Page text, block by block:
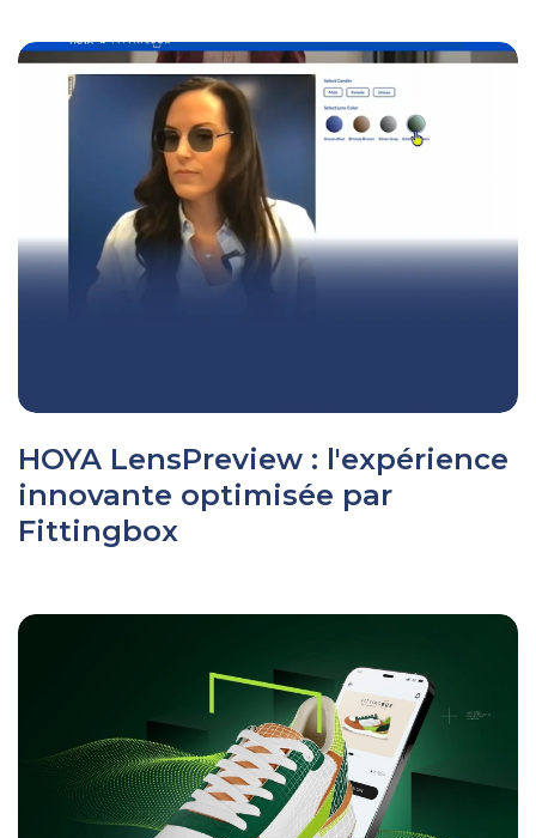
HOYA LensPreview : l'expérience
innovante optimisée par
Fittingbox